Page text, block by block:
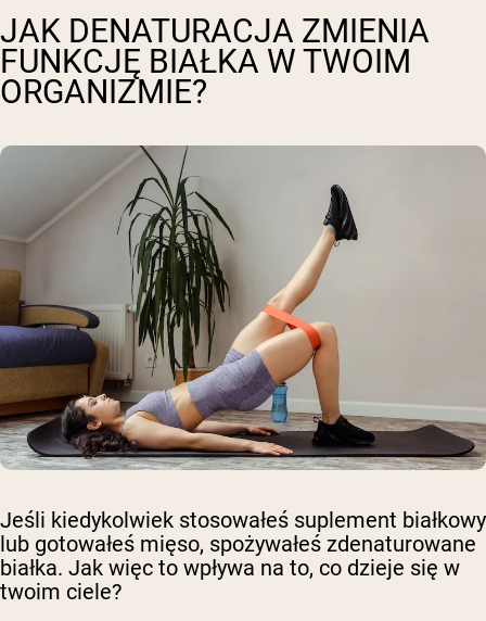
JAK DENATURACJA ZMIENIA
FUNKCJĘ BIAŁKA W TWOIM
ORGANIZMIE?
Jeśli kiedykolwiek stosowałeś suplement białkowy
lub gotowałeś mięso, spożywałeś zdenaturowane
białka. Jak więc to wpływa na to, co dzieje się w
twoim ciele?